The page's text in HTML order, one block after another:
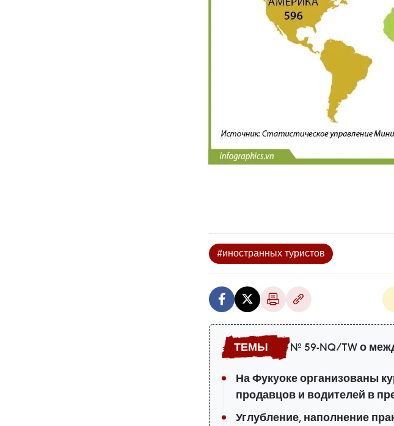
#иностранных туристов
№ 59-NQ/TW о
На Фукуоке организованы
продавцов и водителей в
Углубление, наполнение